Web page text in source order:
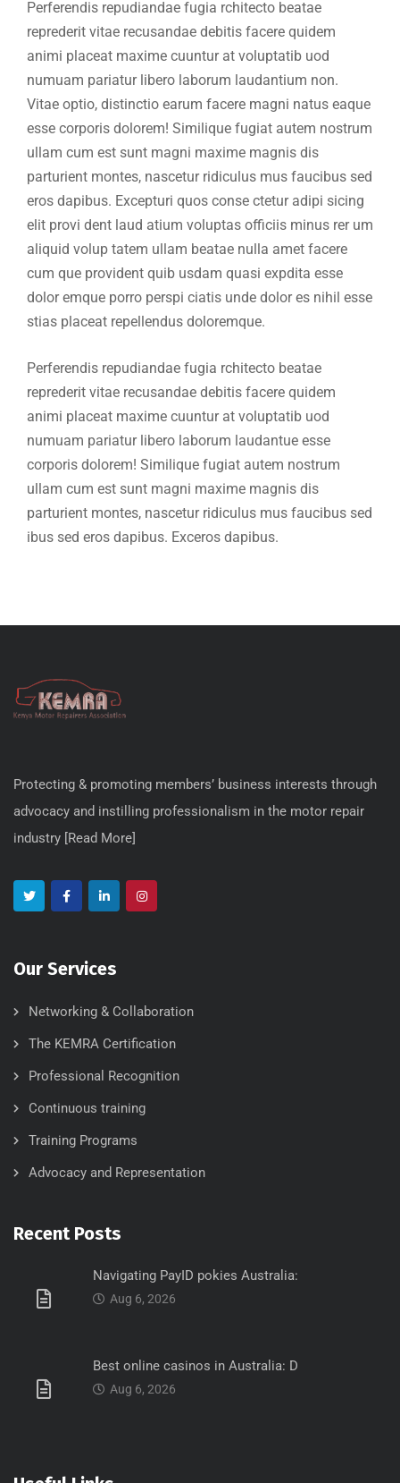
Perferendis repudiandae fugia rchitecto beatae
reprederit vitae recusandae debitis facere quidem
animi placeat maxime cuuntur at voluptatib uod
numuam pariatur libero laborum laudantium non.
Vitae optio, distinctio earum facere magni natus eaque
esse corporis dolorem! Similique fugiat autem nostrum
ullam cum est sunt magni maxime magnis dis
parturient montes, nascetur ridiculus mus faucibus sed
eros dapibus. Excepturi quos conse ctetur adipi sicing
elit provi dent laud atium voluptas officiis minus rer um
aliquid volup tatem ullam beatae nulla amet facere
cum que provident quib usdam quasi expdita esse
dolor emque porro perspi ciatis unde dolor es nihil esse
stias placeat repellendus doloremque.
Perferendis repudiandae fugia rchitecto beatae
reprederit vitae recusandae debitis facere quidem
animi placeat maxime cuuntur at voluptatib uod
numuam pariatur libero laborum laudantue esse
corporis dolorem! Similique fugiat autem nostrum
ullam cum est sunt magni maxime magnis dis
parturient montes, nascetur ridiculus mus faucibus sed
ibus sed eros dapibus. Exceros dapibus.
Protecting & promoting members’ business interests through
advocacy and instilling professionalism in the motor repair
industry [ Read More
Our Services
Networking & Collaboration
The KEMRA Certification
Professional Recognition
Continuous training
Training Programs
Advocacy and Representation
Recent Posts
Navigating PayID pokies Australia:
Aug 6, 2026
Best online casinos in Australia: D
Aug 6, 2026